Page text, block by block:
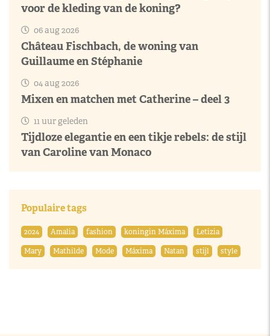
voor de kleding van de koning?
06 aug 2026
Château Fischbach, de woning van
Guillaume en Stéphanie
04 aug 2026
Mixen en matchen met Catherine – deel 3
11 uur geleden
Tijdloze elegantie en een tikje rebels: de stijl
van Caroline van Monaco
Populaire tags
2024 Amalia fashion koningin Máxima
Letizia
Mary
Mathilde Mode Máxima Natan stijl style